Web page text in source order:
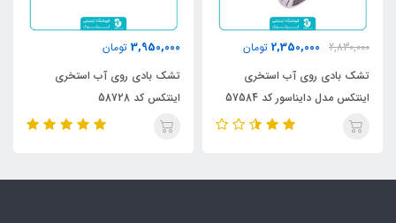
2,830,000
2,350,000 تومان
تشک بادی روی آب استخری
اینتکس مدل دایناسور کد 57584
3,950,000 تومان
تشک بادی روی آب استخری
اینتکس کد 58728